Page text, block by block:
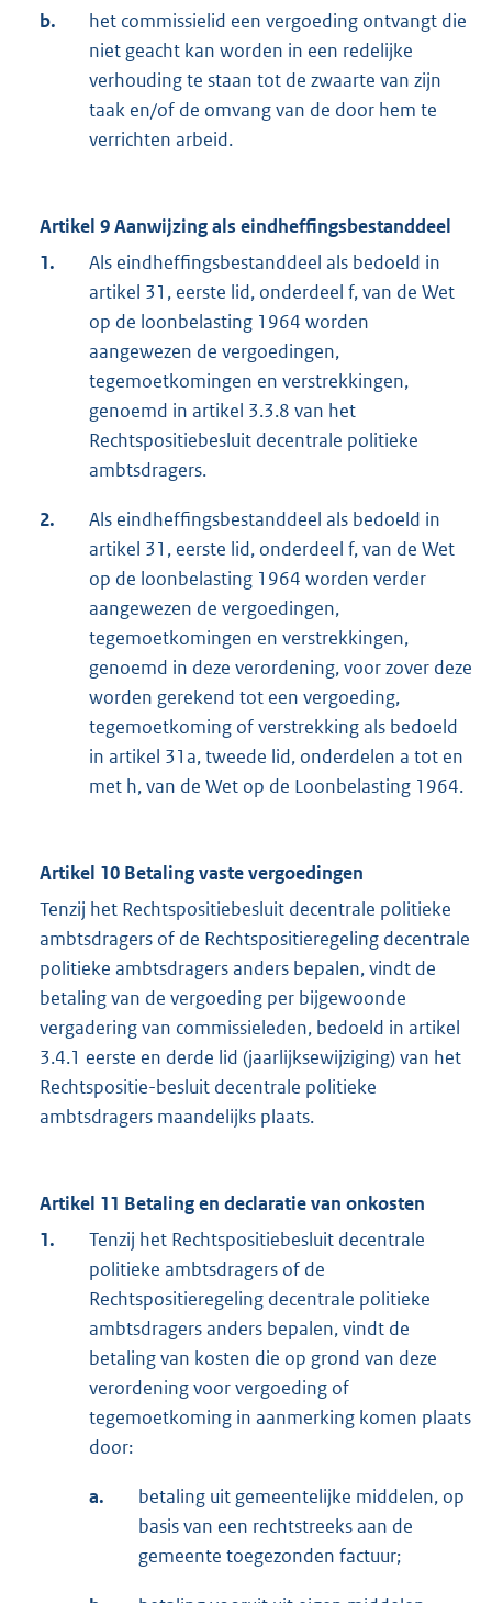
b.
het commissielid een vergoeding ontvangt die
niet geacht kan worden in een redelijke
verhouding te staan tot de zwaarte van zijn
taak en/of de omvang van de door hem te
verrichten arbeid.
Artikel 9 Aanwijzing als eindheffingsbestanddeel
1.
Als eindheffingsbestanddeel als bedoeld in
artikel 31, eerste lid, onderdeel f, van de Wet
op de loonbelasting 1964 worden
aangewezen de vergoedingen,
tegemoetkomingen en verstrekkingen,
genoemd in artikel 3.3.8 van het
Rechtspositiebesluit decentrale politieke
ambtsdragers.
2.
Als eindheffingsbestanddeel als bedoeld in
artikel 31, eerste lid, onderdeel f, van de Wet
op de loonbelasting 1964 worden verder
aangewezen de vergoedingen,
tegemoetkomingen en verstrekkingen,
genoemd in deze verordening, voor zover deze
worden gerekend tot een vergoeding,
tegemoetkoming of verstrekking als bedoeld
in artikel 31a, tweede lid, onderdelen a tot en
met h, van de Wet op de Loonbelasting 1964.
Artikel 10 Betaling vaste vergoedingen
Tenzij het Rechtspositiebesluit decentrale politieke
ambtsdragers of de Rechtspositieregeling decentrale
politieke ambtsdragers anders bepalen, vindt de
betaling van de vergoeding per bijgewoonde
vergadering van commissieleden, bedoeld in artikel
3.4.1 eerste en derde lid (jaarlijksewijziging) van het
Rechtspositie-besluit decentrale politieke
ambtsdragers maandelijks plaats.
Artikel 11 Betaling en declaratie van onkosten
1.
Tenzij het Rechtspositiebesluit decentrale
politieke ambtsdragers of de
Rechtspositieregeling decentrale politieke
ambtsdragers anders bepalen, vindt de
betaling van kosten die op grond van deze
verordening voor vergoeding of
tegemoetkoming in aanmerking komen plaats
door:
a.
betaling uit gemeentelijke middelen, op
basis van een rechtstreeks aan de
gemeente toegezonden factuur;